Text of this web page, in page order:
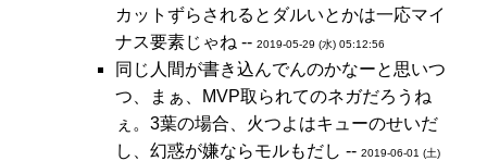
カットずらされるとダルいとかは一応マイ
ナス要素じゃね -- 2019-05-29 (水) 05:12:56
同じ人間が書き込んでんのかなーと思いつ
つ、まぁ、MVP取られてのネガだろうね
ぇ。3葉の場合、火つよはキューのせいだ
し、幻惑が嫌ならモルもだし -- 2019-06-01 (土)